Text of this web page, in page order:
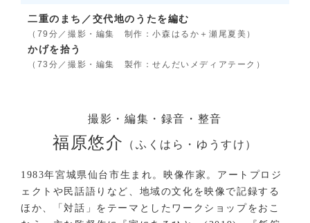
二重のまち／交代地のうたを編む
（79分／撮影・編集 制作：小森はるか＋瀬尾夏美）
かげを拾う
（73分／撮影・編集 製作：せんだいメディアテーク）
撮影・編集・録音・整音
福原悠介 （ふくはら・ゆうすけ）
1983年宮城県仙台市生まれ。映像作家。アートプロジ
ェクトや民話語りなど、地域の文化を映像で記録する
ほか、「対話」をテーマとしたワークショップをおこ